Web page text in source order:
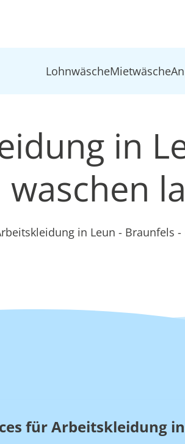
LohnwäscheMietwäsche
in
waschen
in Leun - Braunfels
für Arbeitskleidung